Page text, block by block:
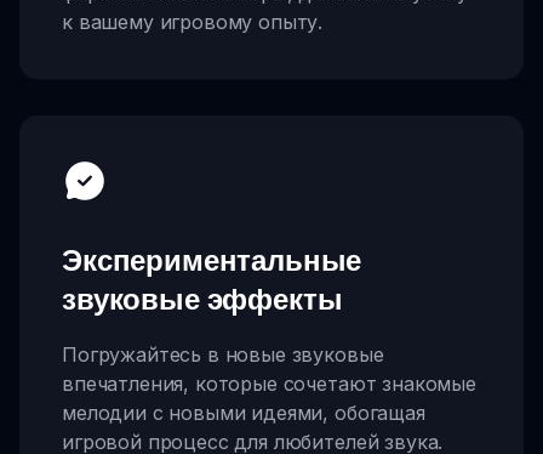
к вашему игровому опыту.
Экспериментальные
звуковые эффекты
Погружайтесь в новые звуковые
впечатления, которые сочетают знакомые
мелодии с новыми идеями, обогащая
игровой процесс для любителей звука.